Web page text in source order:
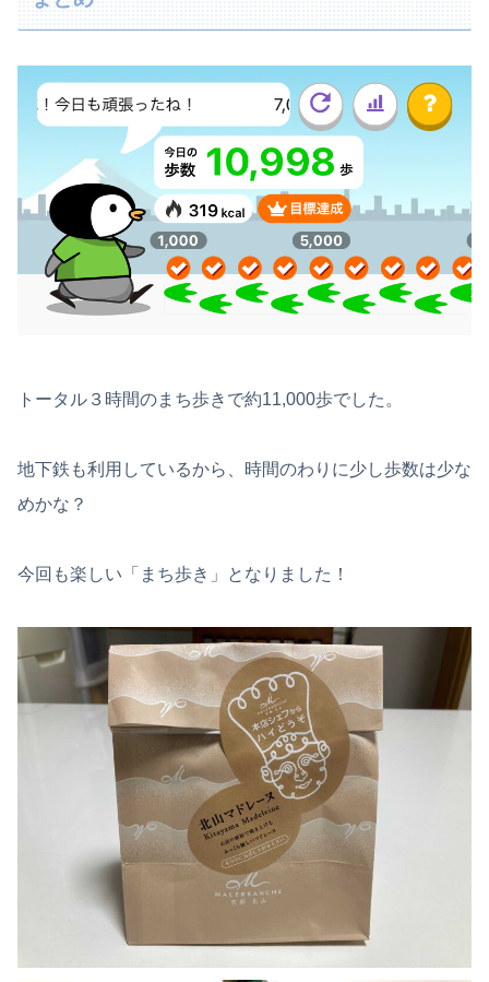
トータル３時間のまち歩きで約11,000歩でした。
地下鉄も利用しているから、時間のわりに少し歩数は少な
めかな？
今回も楽しい「まち歩き」となりました！